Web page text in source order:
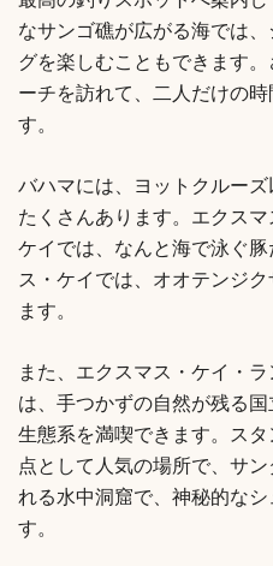
なサンゴ礁が広がる海では
グを楽しむこともできます
ーチを訪れて、二人だけの
す。
バハマには、ヨットクルー
たくさんあります。エクス
ケイでは、なんと海で泳ぐ
ス・ケイでは、オオテンジ
ます。
また、エクスマス・ケイ・
は、手つかずの自然が残る
生態系を満喫できます。ス
点として人気の場所で、サ
れる水中洞窟で、神秘的な
す。